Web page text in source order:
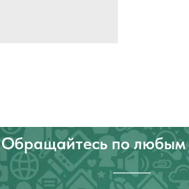
Обращайтесь по любым